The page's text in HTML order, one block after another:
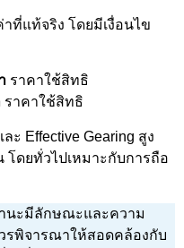
ที่แท้จริง โดยมีเงื่อนไข
ราคาใช้สิทธิ
ราคาใช้สิทธิ
ะ Effective Gearing สูง
โดยทั่วไปเหมาะกับการถือ
นะมีลักษณะและความ
รพิจารณาให้สอดคล้องกับ